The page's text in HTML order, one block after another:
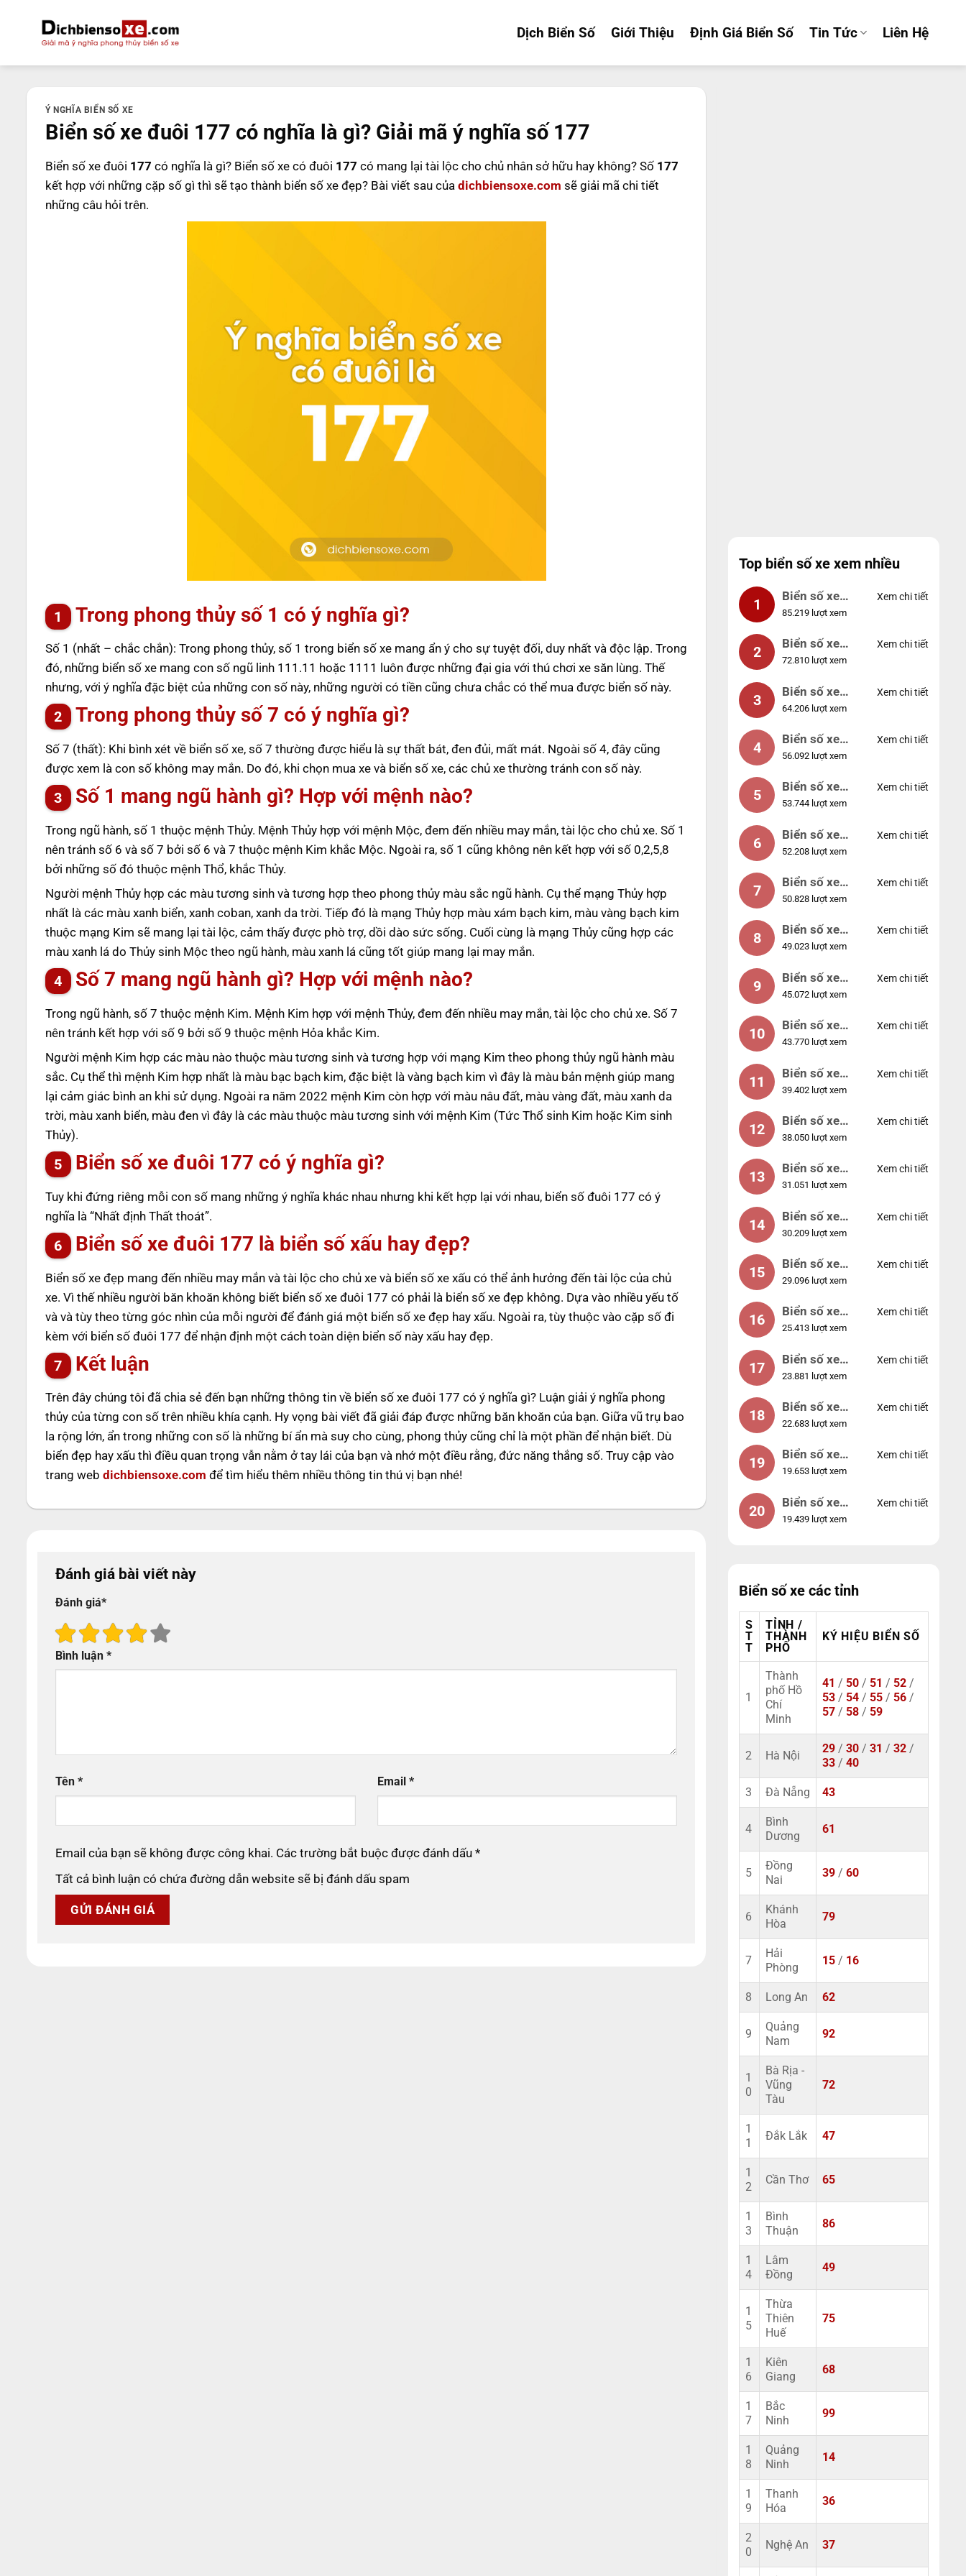
dung
Dịch Biển Số Giới Thiệu Định Giá Biển Số Tin Tức Liên Hệ
Ý NGHĨA BIỂN SỐ XE
Biển số xe đuôi 177 có nghĩa là gì? Giải mã ý nghĩa số 177
Biển số xe đuôi 177 có nghĩa là gì? Biển số xe có đuôi 177 có mang lại tài lộc cho chủ nhân sở hữu hay không? Số 177
kết hợp với những cặp số gì thì sẽ tạo thành biển số xe đẹp? Bài viết sau của dichbiensoxe.com sẽ giải mã chi tiết
những câu hỏi trên.
Trong phong thủy số 1 có ý nghĩa gì?
Số 1 (nhất – chắc chắn): Trong phong thủy, số 1 trong biển số xe mang ẩn ý cho sự tuyệt đối, duy nhất và độc lập. Trong
đó, những biển số xe mang con số ngũ linh 111.11 hoặc 1111 luôn được những đại gia với thú chơi xe săn lùng. Thế
nhưng, với ý nghĩa đặc biệt của những con số này, những người có tiền cũng chưa chắc có thể mua được biển số này.
Trong phong thủy số 7 có ý nghĩa gì?
Số 7 (thất): Khi bình xét về biển số xe, số 7 thường được hiểu là sự thất bát, đen đủi, mất mát. Ngoài số 4, đây cũng
được xem là con số không may mắn. Do đó, khi chọn mua xe và biển số xe, các chủ xe thường tránh con số này.
Số 1 mang ngũ hành gì? Hợp với mệnh nào?
Trong ngũ hành, số 1 thuộc mệnh Thủy. Mệnh Thủy hợp với mệnh Mộc, đem đến nhiều may mắn, tài lộc cho chủ xe. Số 1
nên tránh số 6 và số 7 bởi số 6 và 7 thuộc mệnh Kim khắc Mộc. Ngoài ra, số 1 cũng không nên kết hợp với số 0,2,5,8
bởi những số đó thuộc mệnh Thổ, khắc Thủy.
Người mệnh Thủy hợp các màu tương sinh và tương hợp theo phong thủy màu sắc ngũ hành. Cụ thể mạng Thủy hợp
nhất là các màu xanh biển, xanh coban, xanh da trời. Tiếp đó là mạng Thủy hợp màu xám bạch kim, màu vàng bạch kim
thuộc mạng Kim sẽ mang lại tài lộc, cảm thấy được phò trợ, dồi dào sức sống. Cuối cùng là mạng Thủy cũng hợp các
màu xanh lá do Thủy sinh Mộc theo ngũ hành, màu xanh lá cũng tốt giúp mang lại may mắn.
Số 7 mang ngũ hành gì? Hợp với mệnh nào?
Trong ngũ hành, số 7 thuộc mệnh Kim. Mệnh Kim hợp với mệnh Thủy, đem đến nhiều may mắn, tài lộc cho chủ xe. Số 7
nên tránh kết hợp với số 9 bởi số 9 thuộc mệnh Hỏa khắc Kim.
Người mệnh Kim hợp các màu nào thuộc màu tương sinh và tương hợp với mạng Kim theo phong thủy ngũ hành màu
sắc. Cụ thể thì mệnh Kim hợp nhất là màu bạc bạch kim, đặc biệt là vàng bạch kim vì đây là màu bản mệnh giúp mang
lại cảm giác bình an khi sử dụng. Ngoài ra năm 2022 mệnh Kim còn hợp với màu nâu đất, màu vàng đất, màu xanh da
trời, màu xanh biển, màu đen vì đây là các màu thuộc màu tương sinh với mệnh Kim (Tức Thổ sinh Kim hoặc Kim sinh
Thủy).
Biển số xe đuôi 177 có ý nghĩa gì?
Tuy khi đứng riêng mỗi con số mang những ý nghĩa khác nhau nhưng khi kết hợp lại với nhau, biển số đuôi 177 có ý
nghĩa là “Nhất định Thất thoát”.
Biển số xe đuôi 177 là biển số xấu hay đẹp?
Biển số xe đẹp mang đến nhiều may mắn và tài lộc cho chủ xe và biển số xe xấu có thể ảnh hưởng đến tài lộc của chủ
xe. Vì thế nhiều người băn khoăn không biết biển số xe đuôi 177 có phải là biển số xe đẹp không. Dựa vào nhiều yếu tố
và và tùy theo từng góc nhìn của mỗi người để đánh giá một biển số xe đẹp hay xấu. Ngoài ra, tùy thuộc vào cặp số đi
kèm với biển số đuôi 177 để nhận định một cách toàn diện biển số này xấu hay đẹp.
Kết luận
Trên đây chúng tôi đã chia sẻ đến bạn những thông tin về biển số xe đuôi 177 có ý nghĩa gì? Luận giải ý nghĩa phong
thủy của từng con số trên nhiều khía cạnh. Hy vọng bài viết đã giải đáp được những băn khoăn của bạn. Giữa vũ trụ bao
la rộng lớn, ẩn trong những con số là những bí ẩn mà suy cho cùng, phong thủy cũng chỉ là một phần để nhận biết. Dù
biển đẹp hay xấu thì điều quan trọng vẫn nằm ở tay lái của bạn và nhớ một điều rằng, đức năng thắng số. Truy cập vào
trang web dichbiensoxe.com để tìm hiểu thêm nhiều thông tin thú vị bạn nhé!
Đánh giá bài viết này
Đánh giá*
Bình luận *
Tên * Email *
Email của bạn sẽ không được công khai. Các trường bắt buộc được đánh dấu *
Tất cả bình luận có chứa đường dẫn website sẽ bị đánh dấu spam
Top biển số xe xem nhiều
1
Biển số xe
99999
85.219 lượt xem
Xem chi tiết
2
Biển số xe
04953
72.810 lượt xem
Xem chi tiết
3
Biển số xe
88888
64.206 lượt xem
Xem chi tiết
4
Biển số xe
12345
56.092 lượt xem
Xem chi tiết
5
Biển số xe
66666
53.744 lượt xem
Xem chi tiết
6
Biển số xe
11111
52.208 lượt xem
Xem chi tiết
7
Biển số xe
44444
50.828 lượt xem
Xem chi tiết
8
Biển số xe
77777
49.023 lượt xem
Xem chi tiết
9
Biển số xe
55555
45.072 lượt xem
Xem chi tiết
10
Biển số xe
56789
43.770 lượt xem
Xem chi tiết
11
Biển số xe
01234
39.402 lượt xem
Xem chi tiết
12
Biển số xe
33333
38.050 lượt xem
Xem chi tiết
13
Biển số xe
22222
31.051 lượt xem
Xem chi tiết
14
Biển số xe
14953
30.209 lượt xem
Xem chi tiết
15
Biển số xe
24953
29.096 lượt xem
Xem chi tiết
16
Biển số xe
49053
25.413 lượt xem
Xem chi tiết
17
Biển số xe
44953
23.881 lượt xem
Xem chi tiết
18
Biển số xe
74953
22.683 lượt xem
Xem chi tiết
19
Biển số xe
99998
19.653 lượt xem
Xem chi tiết
20
Biển số xe
25525
19.439 lượt xem
Xem chi tiết
Biển số xe các tỉnh
S
T
T
TỈNH /
THÀNH
PHỐ
KÝ HIỆU BIỂN SỐ
1
Thành
phố Hồ
Chí
Minh
41 / 50 / 51 / 52 /
53 / 54 / 55 / 56 /
57 / 58 / 59
2 Hà Nội
29 / 30 / 31 / 32 /
33 / 40
3 Đà Nẵng 43
4
Bình
Dương
61
5
Đồng
Nai
39 / 60
6
Khánh
Hòa
79
7
Hải
Phòng
15 / 16
8 Long An 62
9
Quảng
Nam
92
1
0
Bà Rịa -
Vũng
Tàu
72
1
1
Đắk Lắk 47
1
2
Cần Thơ 65
1
3
Bình
Thuận
86
1
4
Lâm
Đồng
49
1
5
Thừa
Thiên
Huế
75
1
6
Kiên
Giang
68
1
7
Bắc
Ninh
99
1
8
Quảng
Ninh
14
1
9
Thanh
Hóa
36
2
0
Nghệ An 37